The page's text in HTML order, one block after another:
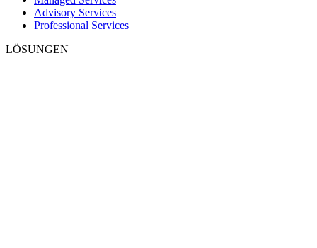
Advisory Services
Professional Services
LÖSUNGEN